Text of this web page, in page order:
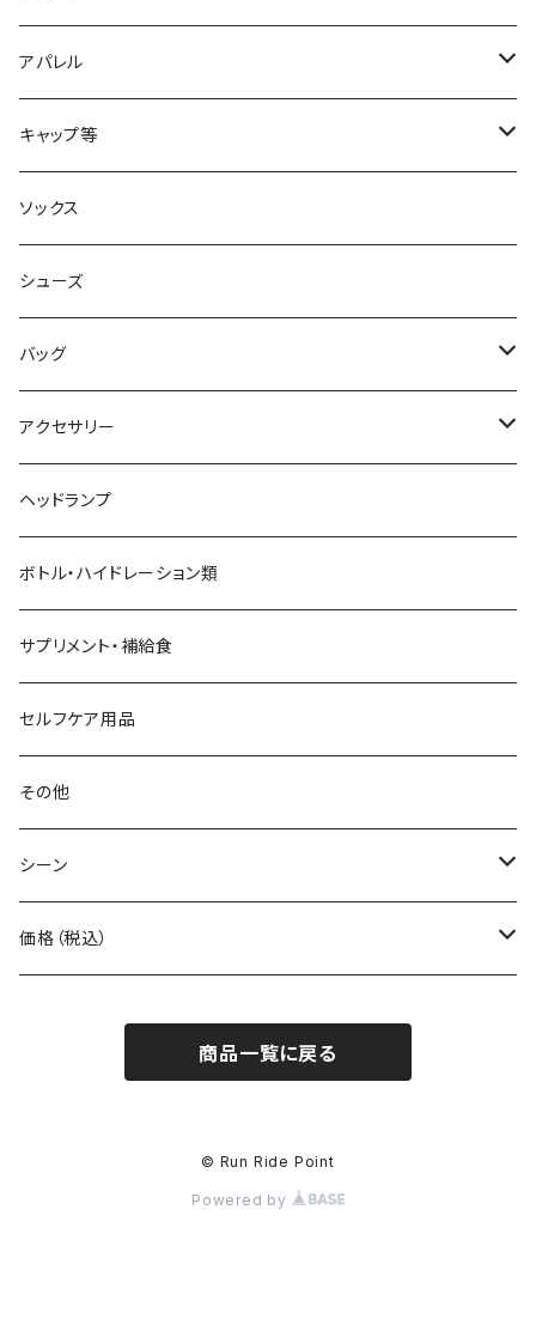
2XU
acu Products
AILEY
AKIV
ALTRA
aroma vera
AZUMA BAG
BANANA GO
Beruf Baggage
Body Glide
BONE
BOOKMAN
carb
Ciele Athletics
アパレル
トップス
ボトムス
キャップ等
キャップ・ハット
ヘッドバンド
ソックス
シューズ
バッグ
バックパック
ショルダーバッグ
トートバッグ
2WAYバッグ/3WAYバッグ
その他バッグ
アクセサリー
サングラス
てぬぐい
財布
アームカバー
ネックゲイター
ヘッドランプ
ボトル・ハイドレーション類
サプリメント・補給食
セルフケア用品
その他
シーン
自転車
価格（税込）
1,001～5,000円
商品一覧に戻る
© Run Ride Point
Powered by